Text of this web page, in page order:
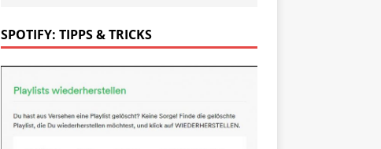
SPOTIFY: TIPPS & TRICKS